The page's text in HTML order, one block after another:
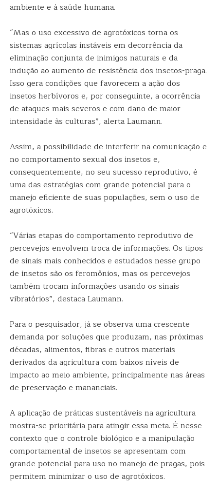
ambiente e à saúde humana.
“Mas o uso excessivo de agrotóxicos torna os
sistemas agrícolas instáveis em decorrência da
eliminação conjunta de inimigos naturais e da
indução ao aumento de resistência dos insetos-praga.
Isso gera condições que favorecem a ação dos
insetos herbívoros e, por conseguinte, a ocorrência
de ataques mais severos e com dano de maior
intensidade às culturas”, alerta Laumann.
Assim, a possibilidade de interferir na comunicação e
no comportamento sexual dos insetos e,
consequentemente, no seu sucesso reprodutivo, é
uma das estratégias com grande potencial para o
manejo eficiente de suas populações, sem o uso de
agrotóxicos.
“Várias etapas do comportamento reprodutivo de
percevejos envolvem troca de informações. Os tipos
de sinais mais conhecidos e estudados nesse grupo
de insetos são os feromônios, mas os percevejos
também trocam informações usando os sinais
vibratórios”, destaca Laumann.
Para o pesquisador, já se observa uma crescente
demanda por soluções que produzam, nas próximas
décadas, alimentos, fibras e outros materiais
derivados da agricultura com baixos níveis de
impacto ao meio ambiente, principalmente nas áreas
de preservação e mananciais.
A aplicação de práticas sustentáveis na agricultura
mostra-se prioritária para atingir essa meta. É nesse
contexto que o controle biológico e a manipulação
comportamental de insetos se apresentam com
grande potencial para uso no manejo de pragas, pois
permitem minimizar o uso de agrotóxicos.